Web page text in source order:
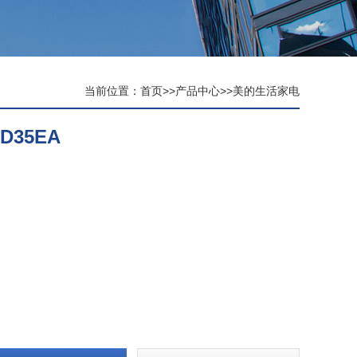
当前位置： 首页>>产品中心>>美的生活家电